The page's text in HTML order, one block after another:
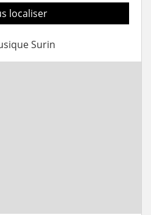
localiser
Surin